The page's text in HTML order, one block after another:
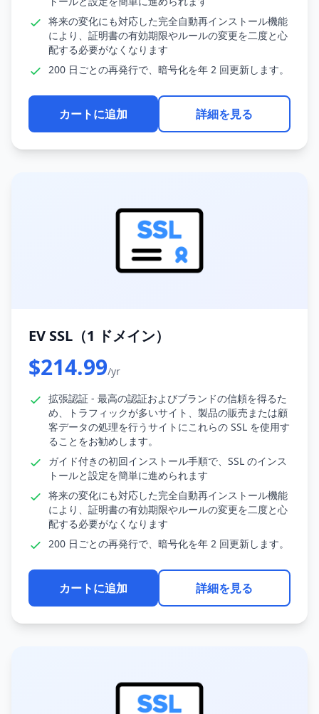
将来の変化にも対応した完全自動再インストール機能
により、証明書の有効期限やルールの変更を二度と心
配する必要がなくなります
200 日ごとの再発行で、暗号化を年 2 回更新します。
カートに追加 詳細を見る
EV SSL（1 ドメイン）
$214.99/yr
拡張認証 - 最高の認証およびブランドの信頼を得るた
め、トラフィックが多いサイト、製品の販売または顧
客データの処理を行うサイトにこれらの SSL を使用す
ることをお勧めします。
ガイド付きの初回インストール手順で、SSL のインス
トールと設定を簡単に進められます
将来の変化にも対応した完全自動再インストール機能
により、証明書の有効期限やルールの変更を二度と心
配する必要がなくなります
200 日ごとの再発行で、暗号化を年 2 回更新します。
カートに追加 詳細を見る